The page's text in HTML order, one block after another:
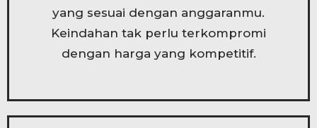
yang sesuai dengan anggaranmu.
Keindahan tak perlu terkompromi
dengan harga yang kompetitif.